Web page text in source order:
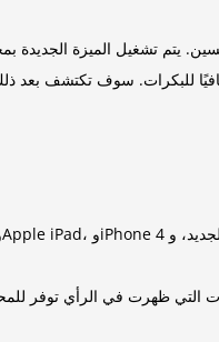
للبكرات. سوف تكتشف بعد